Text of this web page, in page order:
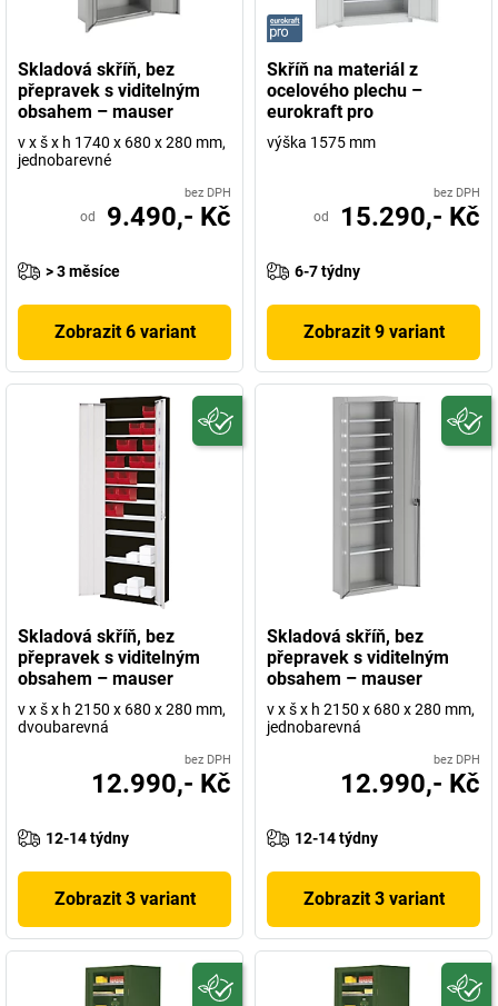
Skladová skříň, bez
přepravek s viditelným
obsahem – mauser
v x š x h 1740 x 680 x 280 mm,
jednobarevné
bez DPH
od 9.490,- Kč
> 3 měsíce
Zobrazit 6 variant
Skříň na materiál z
ocelového plechu –
eurokraft pro
výška 1575 mm
bez DPH
od 15.290,- Kč
6-7 týdny
Zobrazit 9 variant
Skladová skříň, bez
přepravek s viditelným
obsahem – mauser
v x š x h 2150 x 680 x 280 mm,
dvoubarevná
bez DPH
12.990,- Kč
12-14 týdny
Zobrazit 3 variant
Skladová skříň, bez
přepravek s viditelným
obsahem – mauser
v x š x h 2150 x 680 x 280 mm,
jednobarevná
bez DPH
12.990,- Kč
12-14 týdny
Zobrazit 3 variant